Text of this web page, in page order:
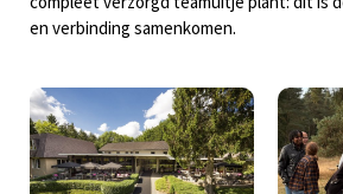
en verbinding samenkomen.